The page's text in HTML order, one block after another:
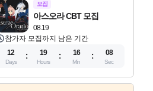
모집
08.19
아스오라 CBT 모집
참가자 모집까지 남은 기간
12
Days
19
Hours
16
Min
07
Sec